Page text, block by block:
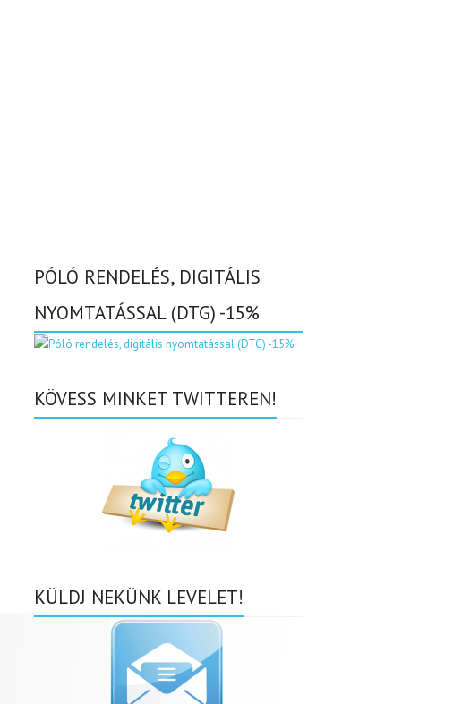
PÓLÓ RENDELÉS, DIGITÁLIS
NYOMTATÁSSAL (DTG) -15%
KÖVESS MINKET TWITTEREN!
KÜLDJ NEKÜNK LEVELET!